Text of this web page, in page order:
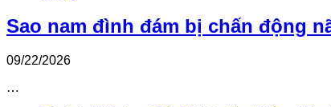
Sao nam đình đám bị chấn động
09/22/2026
…